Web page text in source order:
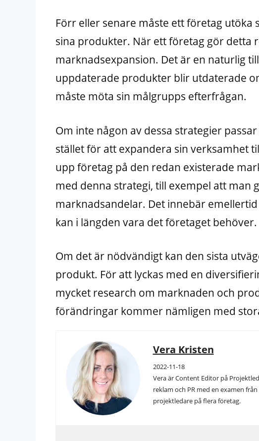
Förr eller senare måste ett företag
sina produkter. När ett företag gör detta
marknadsexpansion. Det är en naturlig
uppdaterade produkter blir utdaterade
måste möta sin målgrupps efterfrågan.
Om inte någon av dessa strategier
stället för att expandera sin verksamhet
upp företag på den redan existerade
med denna strategi, till exempel att man
marknadsandelar. Det innebär
kan i längden vara det företaget behöver.
Om det är nödvändigt kan den sista
produkt. För att lyckas med en
mycket research om marknaden och
förändringar kommer nämligen med
Vera Kristen
2022-11-18
Vera är Content Editor på
reklam och PR med en examen
projektledare på flera företag.